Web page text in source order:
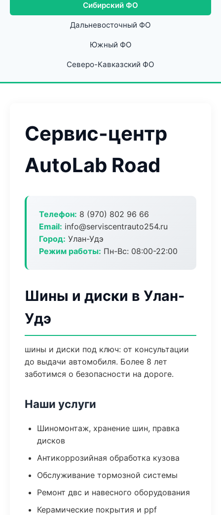
Сибирский ФО
Дальневосточный ФО
Южный ФО
Северо-Кавказский ФО
Сервис-центр
AutoLab Road
Телефон: 8 (970) 802 96 66
Email: info@serviscentrauto254.ru
Город: Улан-Удэ
Режим работы: Пн-Вс: 08:00-22:00
Шины и диски в Улан-
Удэ
шины и диски под ключ: от консультации
до выдачи автомобиля. Более 8 лет
заботимся о безопасности на дороге.
Наши услуги
Шиномонтаж, хранение шин, правка
дисков
Антикоррозийная обработка кузова
Обслуживание тормозной системы
Ремонт двс и навесного оборудования
Керамические покрытия и ppf